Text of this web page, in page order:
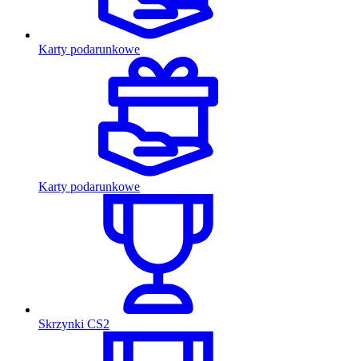
Karty podarunkowe
Karty podarunkowe
Skrzynki CS2